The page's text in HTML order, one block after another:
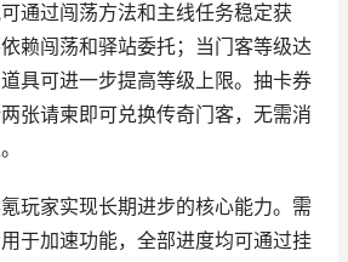
通过闯荡方法和主线任务稳定获
赖闯荡和驿站委托；当门客等级达
具可进一步提高等级上限。抽卡券
张请柬即可兑换传奇门客，无需消
玩家实现长期进步的核心能力。需
于加速功能，全部进度均可通过挂